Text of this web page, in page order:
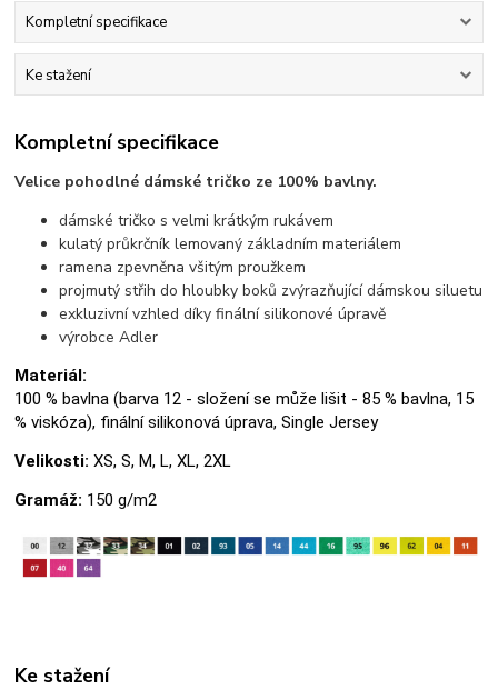
Kompletní specifikace
Ke stažení
Kompletní specifikace
Velice pohodlné dámské tričko ze 100% bavlny.
dámské tričko s velmi krátkým rukávem
kulatý průkrčník lemovaný základním materiálem
ramena zpevněna všitým proužkem
projmutý střih do hloubky boků zvýrazňující dámskou siluetu
exkluzivní vzhled díky finální silikonové úpravě
výrobce Adler
Materiál:
100 % bavlna (barva 12 - složení se může lišit - 85 % bavlna, 15
% viskóza), finální silikonová úprava, Single Jersey
Velikosti: XS, S, M, L, XL, 2XL
Gramáž: 150 g/m2
Ke stažení